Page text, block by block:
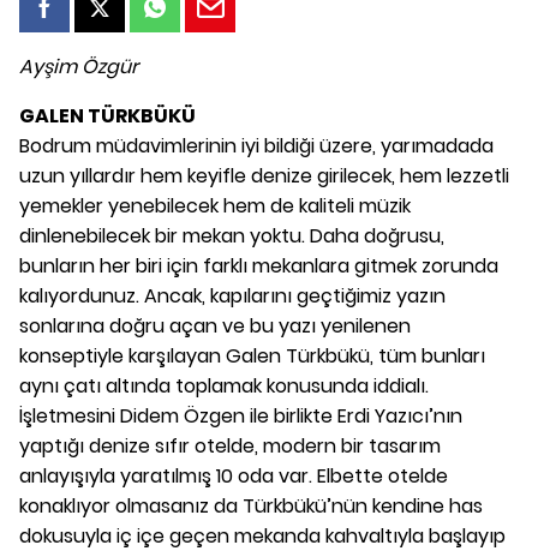
Ayşim Özgür
GALEN TÜRKBÜKÜ
Bodrum müdavimlerinin iyi bildiği üzere, yarımadada
uzun yıllardır hem keyifle denize girilecek, hem lezzetli
yemekler yenebilecek hem de kaliteli müzik
dinlenebilecek bir mekan yoktu. Daha doğrusu,
bunların her biri için farklı mekanlara gitmek zorunda
kalıyordunuz. Ancak, kapılarını geçtiğimiz yazın
sonlarına doğru açan ve bu yazı yenilenen
konseptiyle karşılayan Galen Türkbükü, tüm bunları
aynı çatı altında toplamak konusunda iddialı.
İşletmesini Didem Özgen ile birlikte Erdi Yazıcı’nın
yaptığı denize sıfır otelde, modern bir tasarım
anlayışıyla yaratılmış 10 oda var. Elbette otelde
konaklıyor olmasanız da Türkbükü’nün kendine has
dokusuyla iç içe geçen mekanda kahvaltıyla başlayıp